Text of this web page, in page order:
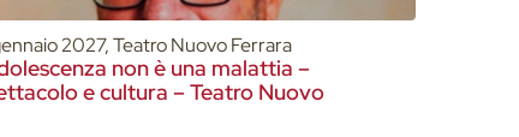
2027, Teatro Nuovo Ferrara
non è una malattia –
e cultura – Teatro Nuovo